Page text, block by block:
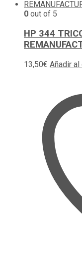
0 out of 5
HP 344
13,50€ Añadir al